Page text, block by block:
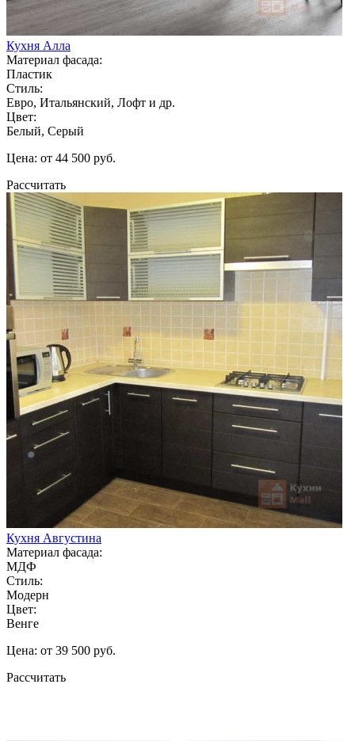
Кухня Алла
Материал фасада:
Пластик
Стиль:
Евро, Итальянский, Лофт и др.
Цвет:
Белый, Серый
Цена: от 44 500 руб.
Рассчитать
Кухня Августина
Материал фасада:
МДФ
Стиль:
Модерн
Цвет:
Венге
Цена: от 39 500 руб.
Рассчитать